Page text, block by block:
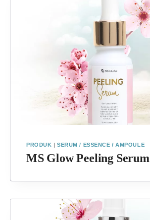
PRODUK |SERUM / ESSENCE / AMPOULE
MS Glow Peeling Serum